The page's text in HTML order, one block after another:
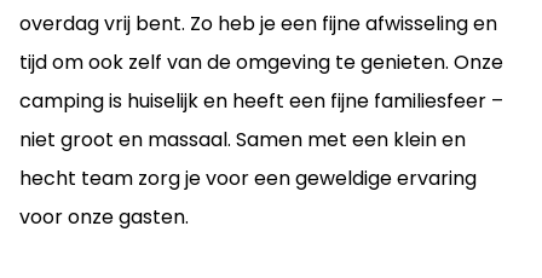
overdag vrij bent. Zo heb je een fijne afwisseling en
tijd om ook zelf van de omgeving te genieten. Onze
camping is huiselijk en heeft een fijne familiesfeer –
niet groot en massaal. Samen met een klein en
hecht team zorg je voor een geweldige ervaring
voor onze gasten.